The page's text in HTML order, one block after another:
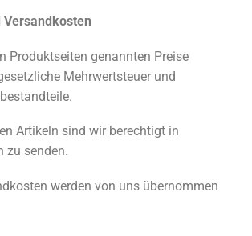
Produktseiten genannten Preise
Mehrwertsteuer und
Artikeln sind wir berechtigt in
zu senden.
werden von uns übernommen